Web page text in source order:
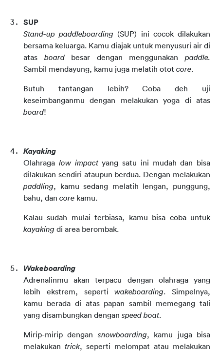
SUP
Stand-up paddleboarding (SUP) ini cocok dilakukan
bersama keluarga. Kamu diajak untuk menyusuri air di
atas board besar dengan menggunakan
Sambil mendayung, kamu juga melatih otot core.
Butuh tantangan lebih? Coba deh uji
board!
Kayaking
Olahraga low impact yang satu ini mudah dan bisa
paddling, kamu sedang melatih lengan, punggung,
bahu, dan core kamu.
kayaking di area berombak.
Wakeboarding
Adrenalinmu akan terpacu dengan olahraga yang
lebih ekstrem, seperti wakeboarding. Simpelnya,
kamu berada di atas papan sambil memegang tali
yang disambungkan dengan speed boat.
Mirip-mirip dengan snowboarding, kamu juga bisa
melakukan trick